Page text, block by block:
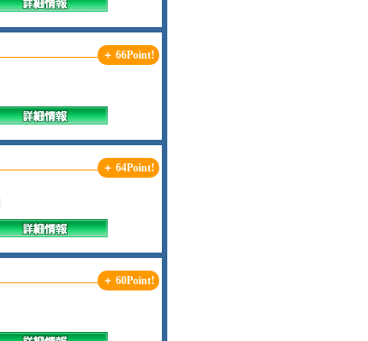
＋ 66Point!
＋ 64Point!
＋ 60Point!